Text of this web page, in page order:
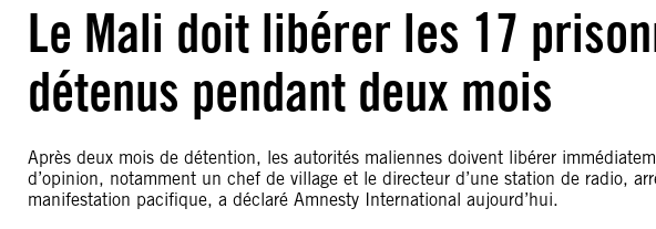
Le Mali doit libérer les 17
détenus pendant deux mois
Après deux mois de détention, les autorités maliennes doivent libérer
d’opinion, notamment un chef de village et le directeur d’une station de radio,
manifestation pacifique, a déclaré Amnesty International aujourd’hui.